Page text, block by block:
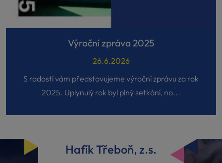
Výroční zpráva 2025
26.6.2026
S radostí vám představujeme výroční zprávu za rok
2025. Uplynulý rok byl plný setkání, no...
Hafík Třeboň, z.s.